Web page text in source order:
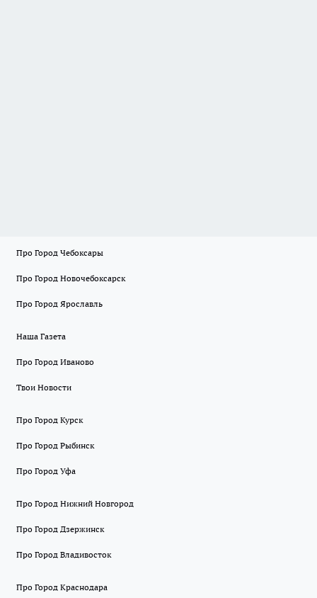
Про Город Чебоксары
Про Город Новочебоксарск
Про Город Ярославль
Наша Газета
Про Город Иваново
Твои Новости
Про Город Курск
Про Город Рыбинск
Про Город Уфа
Про Город Нижний Новгород
Про Город Дзержинск
Про Город Владивосток
Про Город Краснодара